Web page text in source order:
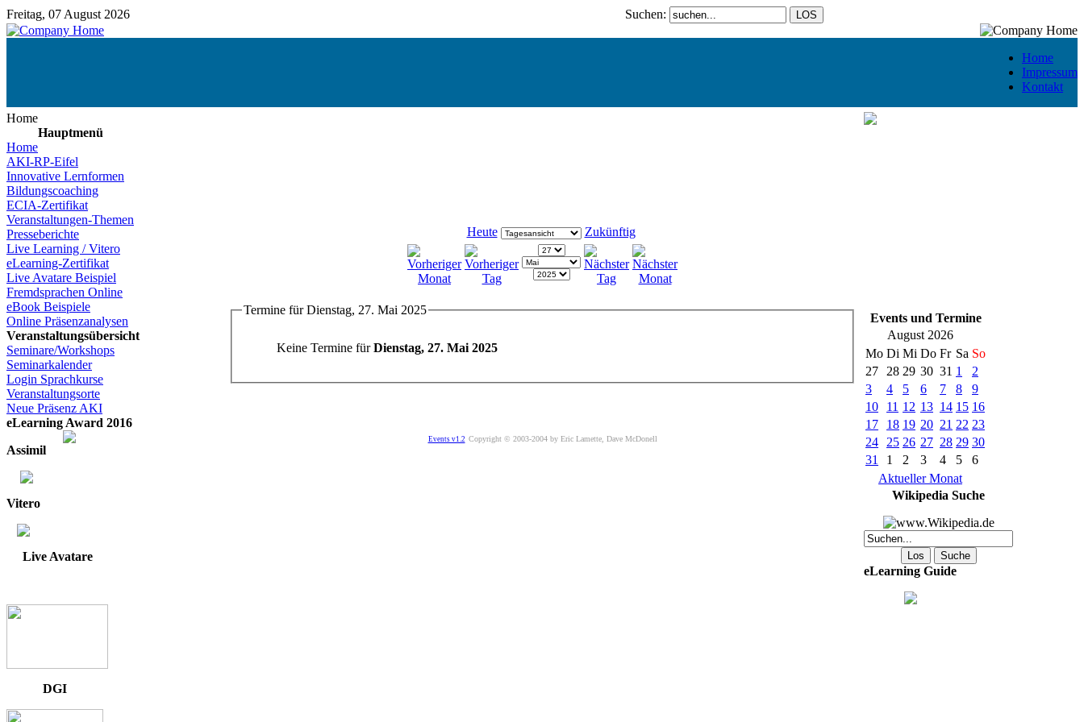
Freitag, 07 August 2026 Suchen:
Home
Impressum
Kontakt
Home
Hauptmenü
Home
AKI-RP-Eifel
Innovative Lernformen
Bildungscoaching
ECIA-Zertifikat
Veranstaltungen-Themen
Presseberichte
Live Learning / Vitero
eLearning-Zertifikat
Live Avatare Beispiel
Fremdsprachen Online
eBook Beispiele
Online Präsenzanalysen
Veranstaltungsübersicht
Seminare/Workshops
Seminarkalender
Login Sprachkurse
Veranstaltungsorte
Neue Präsenz AKI
eLearning Award 2016
Assimil
Vitero
Live Avatare
DGI
Heute Zukünftig
Termine für Dienstag, 27. Mai 2025
Keine Termine fürDienstag, 27. Mai 2025
Events v1.2 Copyright © 2003-2004 by Eric Lamette, Dave McDonell
Events und Termine
August 2026
Mo Di Mi Do Fr Sa So
27
28 29 30 31 1
2
3
4 5 6 7 8
9
10
11 12 13 14 15 16
17
18 19 20 21 22 23
24
25 26 27 28 29 30
31
1 2 3 4 5
6
Aktueller Monat
Wikipedia Suche
eLearning Guide